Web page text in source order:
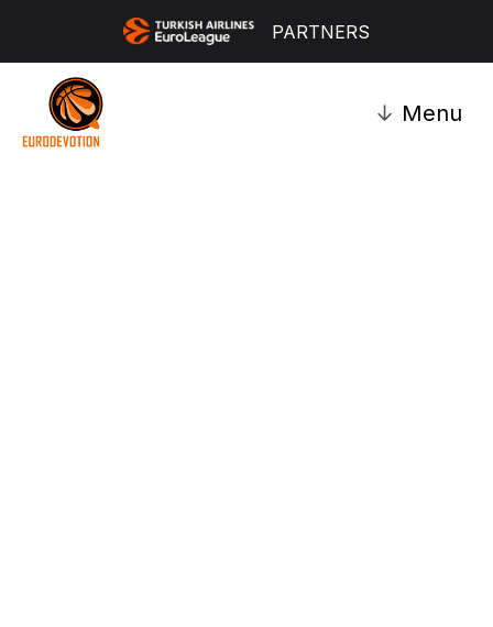
PARTNERS
↓ Menu